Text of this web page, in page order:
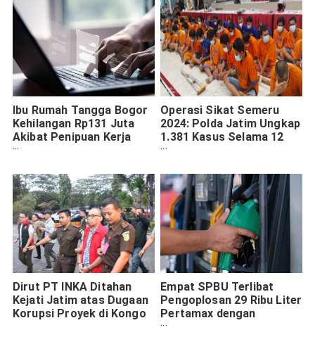
Ibu Rumah Tangga Bogor
Kehilangan Rp131 Juta
Akibat Penipuan Kerja
Paruh Waktu
Operasi Sikat Semeru
2024: Polda Jatim Ungkap
1.381 Kasus Selama 12
Hari, Kembalikan
Dirut PT INKA Ditahan
Kejati Jatim atas Dugaan
Korupsi Proyek di Kongo
Empat SPBU Terlibat
Pengoplosan 29 Ribu Liter
Pertamax dengan
Pertalite